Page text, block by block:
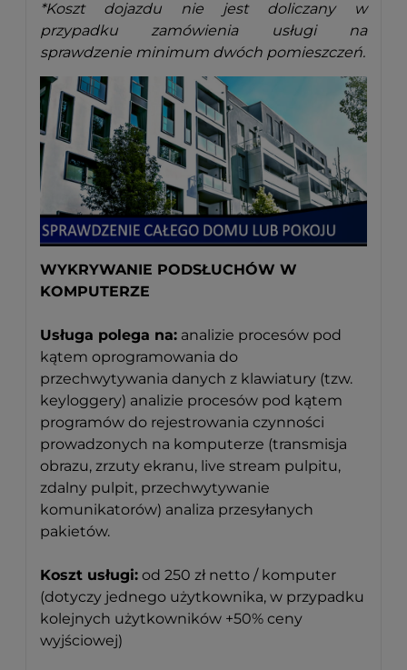
*Koszt dojazdu nie jest doliczany w
przypadku zamówienia usługi na
sprawdzenie minimum dwóch pomieszczeń.
WYKRYWANIE PODSŁUCHÓW W
KOMPUTERZE
Usługa polega na: analizie procesów pod
kątem oprogramowania do
przechwytywania danych z klawiatury (tzw.
keyloggery) analizie procesów pod kątem
programów do rejestrowania czynności
prowadzonych na komputerze (transmisja
obrazu, zrzuty ekranu, live stream pulpitu,
zdalny pulpit, przechwytywanie
komunikatorów) analiza przesyłanych
pakietów.
Koszt usługi: od 250 zł netto / komputer
(dotyczy jednego użytkownika, w przypadku
kolejnych użytkowników +50% ceny
wyjściowej)